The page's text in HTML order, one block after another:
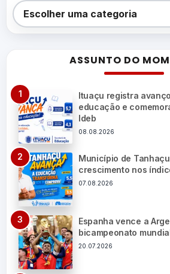
Categorias
Escolher uma categoria
ASSUNTO DO
Ituaçu registra
educação e
Ideb
08.08.2026
Município de
crescimento nos
07.08.2026
Espanha vence a
bicampeonato
20.07.2026